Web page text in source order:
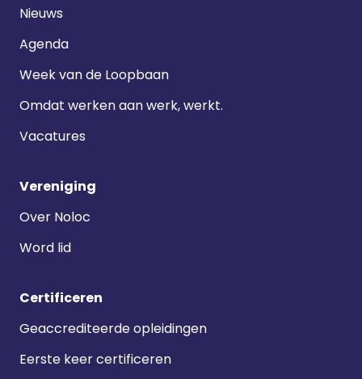
Nieuws
Agenda
Week van de Loopbaan
Omdat werken aan werk, werkt.
Vacatures
Vereniging
Over Noloc
Word lid
Certificeren
Geaccrediteerde opleidingen
Eerste keer certificeren